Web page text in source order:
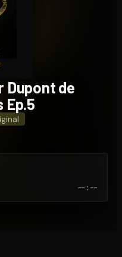
sur le code. C'est gratuit à
Dupont de
Ep.5
--:--